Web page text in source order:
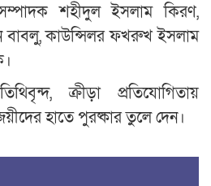
শহীদুল ইসলাম কিরণ,
বাবলু, কাউন্সিলর ফখরুখ ইসলাম
ক্রীড়া প্রতিযোগিতায়
হাতে পুরষ্কার তুলে দেন।